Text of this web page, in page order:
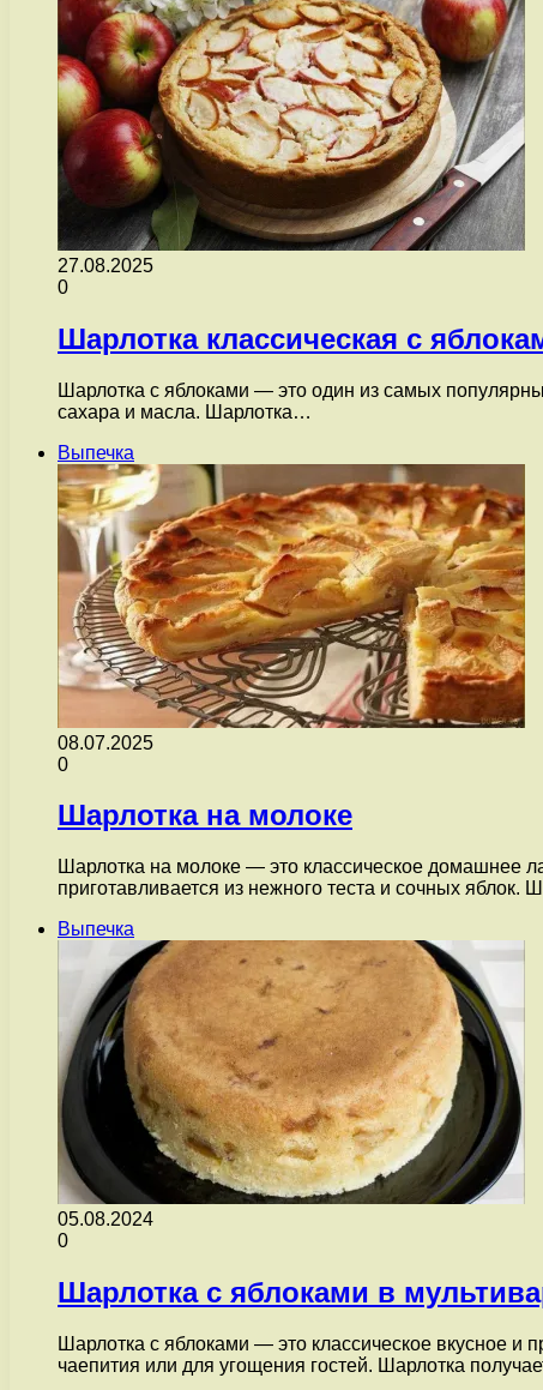
27.08.2025
0
Шарлотка классическая с
Шарлотка с яблоками — это один из самых
сахара и масла. Шарлотка…
Выпечка
08.07.2025
0
Шарлотка на молоке
Шарлотка на молоке — это классическое домашнее
приготавливается из нежного теста и сочных яблок.
Выпечка
05.08.2024
0
Шарлотка с яблоками в
Шарлотка с яблоками — это классическое вкусное и
чаепития или для угощения гостей. Шарлотка